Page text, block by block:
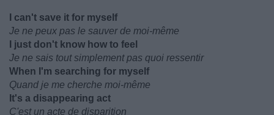
I can't save it for myself
Je ne peux pas le sauver de moi-même
I just don't know how to feel
Je ne sais tout simplement pas quoi ressentir
When I'm searching for myself
Quand je me cherche moi-même
It's a disappearing act
C'est un acte de disparition